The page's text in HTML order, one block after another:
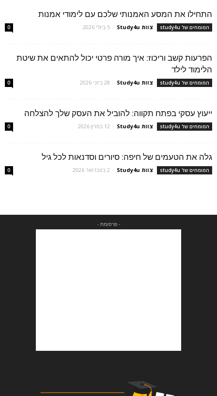
התחילו את המסע האמנותי שלכם עם לימודי אמנות
המומחים של study4u צוות Study4u - 5 ביולי 2026 0
הפרעות קשב וריכוז: איך מורה פרטי יכול להתאים את שיטת
הלימוד לילד
המומחים של study4u צוות Study4u - 28 ביוני 2026 0
ייעוץ עסקי בפתח תקווה: להוביל את העסק שלך להצלחה
המומחים של study4u צוות Study4u - 12 במרץ 2026 0
גלה את הטעמים של חיפה: סיורים וסדנאות לכל גיל
המומחים של study4u צוות Study4u - 2 בפברואר 2026 0
- פרסומת -